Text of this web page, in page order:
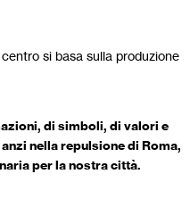
si basa sulla produzione
di simboli, di valori e
nella repulsione di Roma,
per la nostra città.